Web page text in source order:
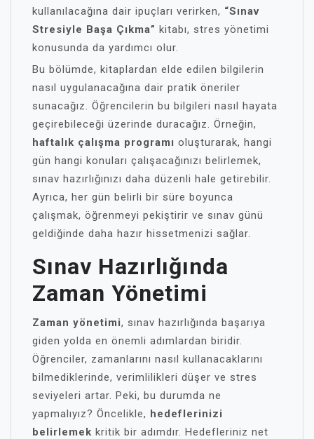
kullanılacağına dair ipuçları verirken, “Sınav
Stresiyle Başa Çıkma” kitabı, stres yönetimi
konusunda da yardımcı olur.
Bu bölümde, kitaplardan elde edilen bilgilerin
nasıl uygulanacağına dair pratik öneriler
sunacağız. Öğrencilerin bu bilgileri nasıl hayata
geçirebileceği üzerinde duracağız. Örneğin,
haftalık çalışma programı oluşturarak, hangi
gün hangi konuları çalışacağınızı belirlemek,
sınav hazırlığınızı daha düzenli hale getirebilir.
Ayrıca, her gün belirli bir süre boyunca
çalışmak, öğrenmeyi pekiştirir ve sınav günü
geldiğinde daha hazır hissetmenizi sağlar.
Sınav Hazırlığında
Zaman Yönetimi
Zaman yönetimi, sınav hazırlığında başarıya
giden yolda en önemli adımlardan biridir.
Öğrenciler, zamanlarını nasıl kullanacaklarını
bilmediklerinde, verimlilikleri düşer ve stres
seviyeleri artar. Peki, bu durumda ne
yapmalıyız? Öncelikle, hedeflerinizi
belirlemek kritik bir adımdır. Hedefleriniz net